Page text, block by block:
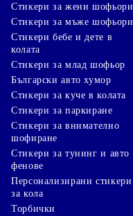
Стикери за жени шофьори
Стикери за мъже шофьори
Стикери бебе и дете в
колата
Стикери за млад шофьор
Български авто хумор
Стикери за куче в колата
Стикери за паркиране
Стикери за внимателно
шофиране
Стикери за тунинг и авто
фенове
Персонализирани стикери
за кола
Торбички